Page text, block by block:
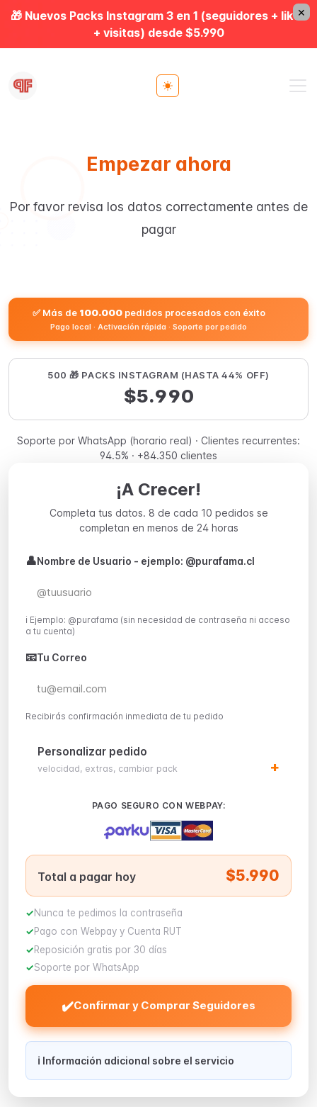
×
🎁 Nuevos Packs Instagram 3 en 1 (seguidores + likes
+ visitas) desde $5.990
Toggle theme
Empezar ahora
Por favor revisa los datos correctamente antes de
pagar
✅ Más de 100.000pedidos procesados con éxito
Pago local · Activación rápida · Soporte por pedido
500 🎁 PACKS INSTAGRAM (HASTA 44% OFF)
$5.990
Soporte por WhatsApp (horario real) · Clientes recurrentes:
94.5% · +84.350 clientes
¡A Crecer!
Completa tus datos. 8 de cada 10 pedidos se
completan en menos de 24 horas
👤Nombre de Usuario - ejemplo: @purafama.cl
ℹ️ Ejemplo: @purafama (sin necesidad de contraseña ni acceso
a tu cuenta)
📧Tu Correo
Recibirás confirmación inmediata de tu pedido
Personalizar pedido
velocidad, extras, cambiar pack
PAGO SEGURO CON WEBPAY:
Total a pagar hoy $5.990
Nunca te pedimos la contraseña
Pago con Webpay y Cuenta RUT
Reposición gratis por 30 días
Soporte por WhatsApp
✔️Confirmar y Comprar Seguidores
ℹ️ Información adicional sobre el servicio